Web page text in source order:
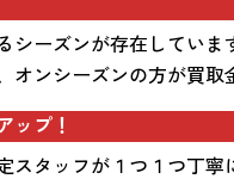
シーズンが存在していま
ンシーズンの方が買取
ップ！
スタッフが１つ１つ丁